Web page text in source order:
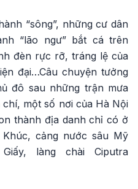
“sông”, những cư dân
“lão ngư” bắt cá trên
đèn rực rỡ, tráng lệ của
đại…Câu chuyện tưởng
đô sau những trận mưa
một số nơi của Hà Nội
thành địa danh chỉ có ở
cảng nước sâu Mỹ
làng chài Ciputra